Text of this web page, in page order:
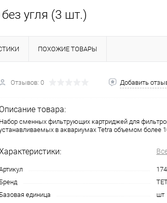
угля (3 шт.)
ПОХОЖИЕ ТОВАРЫ
Отзывов: 0 Добавить
Описание товара:
Набор сменных фильтрующих картриджей для
в аквариумах Tetra объемом более
Бренд
Базовая единица
шт